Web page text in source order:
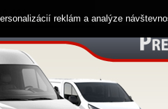
482 reklám a analýze